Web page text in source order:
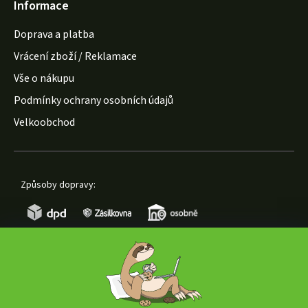
Informace
Doprava a platba
Vrácení zboží / Reklamace
Vše o nákupu
Podmínky ochrany osobních údajů
Velkoobchod
Způsoby dopravy: